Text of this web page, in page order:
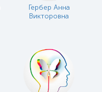
Гербер Анна
Викторовна